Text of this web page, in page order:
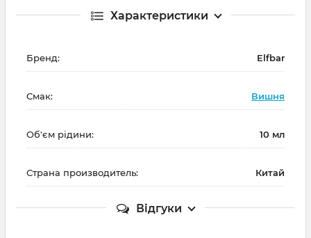
Характеристики
Бренд: Elfbar
Смак: Вишня
Об'єм рідини: 10 мл
Страна производитель: Китай
Відгуки